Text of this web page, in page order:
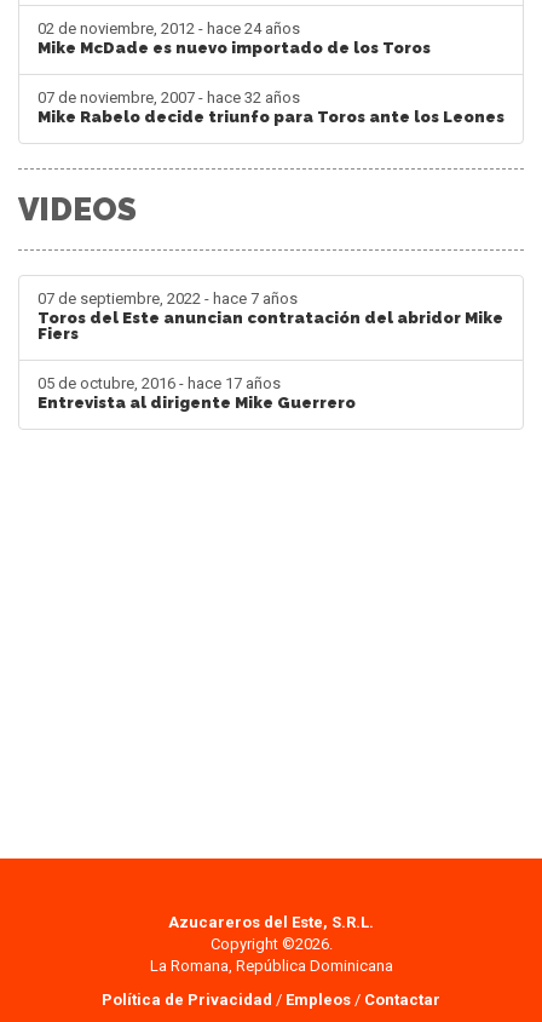
02 de noviembre, 2012 - hace 24 años
Mike McDade es nuevo importado de los Toros
07 de noviembre, 2007 - hace 32 años
Mike Rabelo decide triunfo para Toros ante los Leones
VIDEOS
07 de septiembre, 2022 - hace 7 años
Toros del Este anuncian contratación del abridor Mike
Fiers
05 de octubre, 2016 - hace 17 años
Entrevista al dirigente Mike Guerrero
Azucareros del Este, S.R.L.
Copyright ©2026.
La Romana, República Dominicana
Política de Privacidad / Empleos / Contactar